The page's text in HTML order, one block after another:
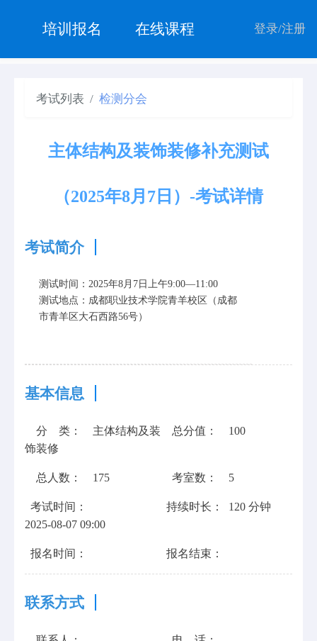
培训报名 在线课程 登录/注册
考试列表 检测分会
主体结构及装饰装修补充测试
（2025年8月7日）-考试详情
考试简介
测试时间：2025年8月7日上午9:00—11:00
测试地点：成都职业技术学院青羊校区（成都
市青羊区大石西路56号）
基本信息
分 类：
主体结构及装
饰装修
总分值： 100
总人数： 175 考室数： 5
考试时间：
2025-08-07 09:00
持续时长： 120 分钟
报名时间： 报名结束：
联系方式